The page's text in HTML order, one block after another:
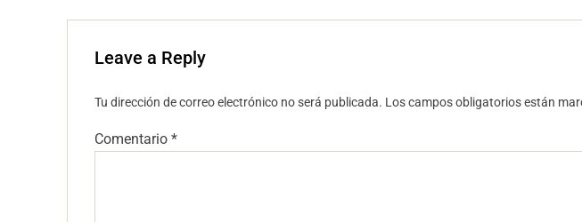
Leave a Reply
Tu dirección de correo electrónico no será publicada. Los campos obligatorios están
Comentario *